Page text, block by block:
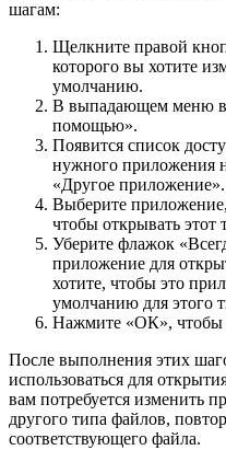
шагам:
Щелкните правой
которого вы хотите
умолчанию.
В выпадающем меню
помощью».
Появится список
нужного приложения
«Другое приложение».
Выберите приложение,
чтобы открывать этот
Уберите флажок
приложение для
хотите, чтобы это
умолчанию для этого
Нажмите «ОК», чтобы
После выполнения этих
использоваться для
вам потребуется изменить
другого типа файлов,
соответствующего файла.